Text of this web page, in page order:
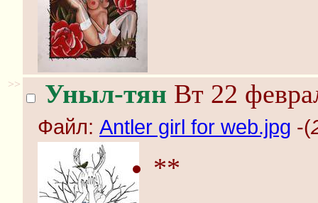
>> Уныл-тян Вт 22
Файл: Antler girl for web.jpg -(
**